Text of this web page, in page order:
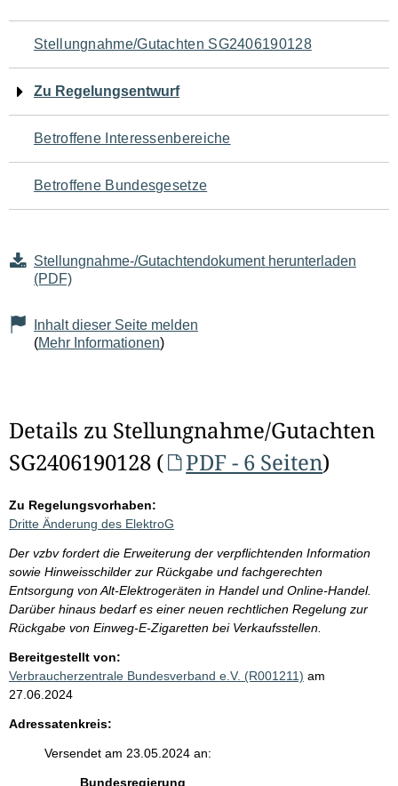
Navigation
für
den
Seiteninhalt
Stellungnahme/Gutachten SG2406190128
Zu Regelungsentwurf
Betroffene Interessenbereiche
Betroffene Bundesgesetze
Stellungnahme-/Gutachtendokument herunterladen
(PDF)
Inhalt dieser Seite melden
(Mehr Informationen)
Details zu Stellungnahme/Gutachten
SG2406190128 (
PDF - 6 Seiten)
Zu Regelungsvorhaben:
Dritte Änderung des ElektroG
Der vzbv fordert die Erweiterung der verpflichtenden Information
sowie Hinweisschilder zur Rückgabe und fachgerechten
Entsorgung von Alt-Elektrogeräten in Handel und Online-Handel.
Darüber hinaus bedarf es einer neuen rechtlichen Regelung zur
Rückgabe von Einweg-E-Zigaretten bei Verkaufsstellen.
Bereitgestellt von:
Verbraucherzentrale Bundesverband e.V. (R001211) am
27.06.2024
Adressatenkreis:
Versendet am 23.05.2024 an:
Bundesregierung